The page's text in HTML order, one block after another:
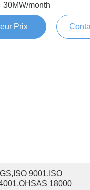
30MW/month
Prix
9001,ISO
18000